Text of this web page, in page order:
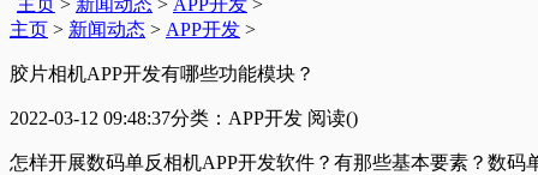
主页 > 新闻动态 > APP开发 >
胶片相机APP开发有哪些功能模块？
2022-03-12 09:48:37分类：APP开发 阅读()
怎样开展数码单反相机APP开发软件？有那些基本要素？数